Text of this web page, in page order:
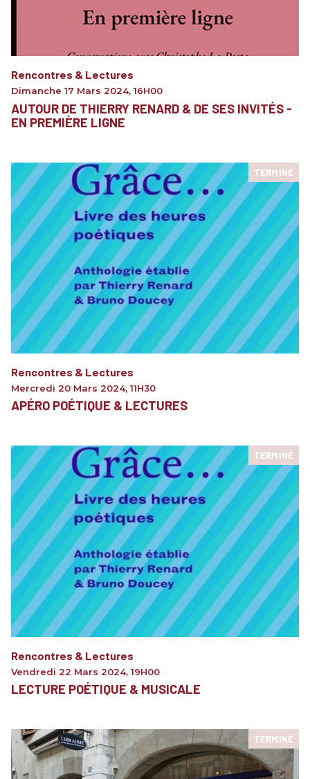
Rencontres & Lectures
Dimanche 17 Mars 2024, 16H00
AUTOUR DE THIERRY RENARD & DE SES INVITÉS -
EN PREMIÈRE LIGNE
TERMINÉ
Rencontres & Lectures
Mercredi 20 Mars 2024, 11H30
APÉRO POÉTIQUE & LECTURES
TERMINÉ
Rencontres & Lectures
Vendredi 22 Mars 2024, 19H00
LECTURE POÉTIQUE & MUSICALE
TERMINÉ